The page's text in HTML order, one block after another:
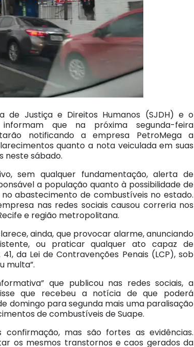
de Justiça e Direitos Humanos (SJDH) e o
informam que na próxima segunda-feira
notificando a empresa PetroMega a
quanto a nota veiculada em suas
neste sábado.
sem qualquer fundamentação, alerta de
a população quanto à possibilidade de
abastecimento de combustíveis no estado.
nas redes sociais causou correria nos
e região metropolitana.
ainda, que provocar alarme, anunciando
ou praticar qualquer ato capaz de
da Lei de Contravenções Penais (LCP), sob
multa”.
que publicou nas redes sociais, a
que recebeu a notícia de que poderá
domingo para segunda mais uma paralisação
de combustíveis de Suape.
confirmação, mas são fortes as evidências.
os mesmos transtornos e caos gerados da